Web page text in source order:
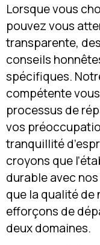
Lorsque vous
pouvez vous
transparente,
conseils
spécifiques.
compétente
processus de
vos
tranquillité
croyons que
durable avec
que la qualité de
efforçons de
deux domaines.